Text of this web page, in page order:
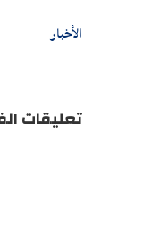
الأخبار
تعليقات